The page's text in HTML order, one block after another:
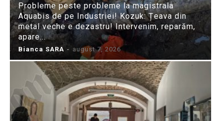
Probleme peste probleme la magistrala
Aquabis de pe Industriei! Kozuk: Țeava din
metal veche e dezastru! Intervenim, reparăm,
apare...
Bianca SARA - august 7, 2026